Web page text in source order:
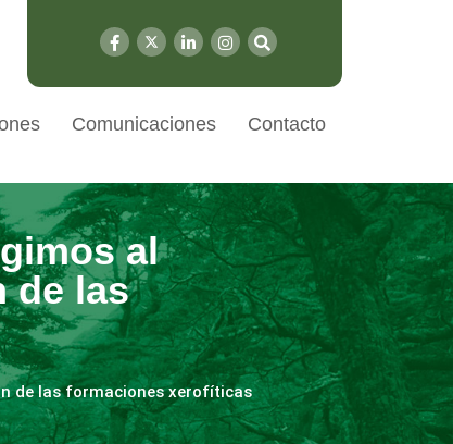
Comunicaciones Contacto
al
de las
de las formaciones xerofíticas